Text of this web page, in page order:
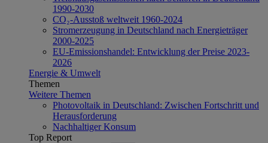
1990-2030
CO₂-Ausstoß weltweit 1960-2024
Stromerzeugung in Deutschland nach Energieträger
2000-2025
EU-Emissionshandel: Entwicklung der Preise 2023-
2026
Energie & Umwelt
Themen
Weitere Themen
Photovoltaik in Deutschland: Zwischen Fortschritt und
Herausforderung
Nachhaltiger Konsum
Top Report